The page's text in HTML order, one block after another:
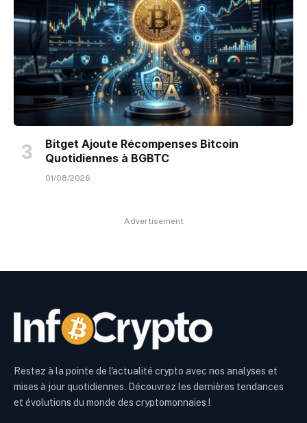
Bitget Ajoute Récompenses Bitcoin
Quotidiennes à BGBTC
01/08/2026
Advertisement
Restez à la pointe de l'actualité crypto avec nos analyses et
mises à jour quotidiennes. Découvrez les dernières tendances
et évolutions du monde des cryptomonnaies !